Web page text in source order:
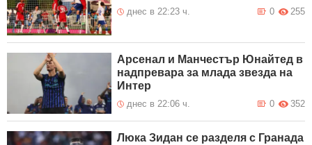
днес в 22:23 ч. 255
0
Арсенал и Манчестър Юнайтед в
надпревара за млада звезда на
Интер
днес в 22:06 ч. 352
0
Люка Зидан се разделя с Гранада